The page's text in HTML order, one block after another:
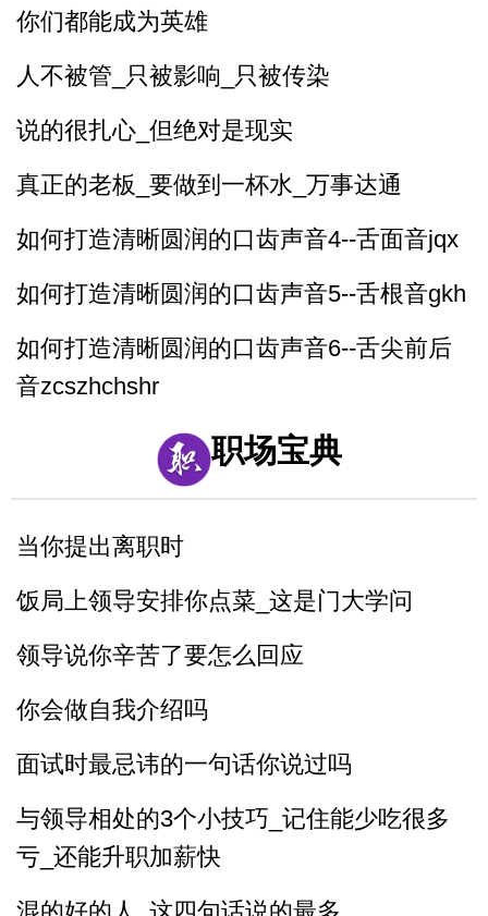
你们都能成为英雄
人不被管_只被影响_只被传染
说的很扎心_但绝对是现实
真正的老板_要做到一杯水_万事达通
如何打造清晰圆润的口齿声音4--舌面音jqx
如何打造清晰圆润的口齿声音5--舌根音gkh
如何打造清晰圆润的口齿声音6--舌尖前后
音zcszhchshr
4_舌面音jqx_漆匠和锡匠
5_舌根音gkh_哥挎瓜筐
6_舌尖前后音zcszhchshr_子词丝
职场宝典
当你提出离职时
饭局上领导安排你点菜_这是门大学问
领导说你辛苦了要怎么回应
你会做自我介绍吗
面试时最忌讳的一句话你说过吗
与领导相处的3个小技巧_记住能少吃很多
亏_还能升职加薪快